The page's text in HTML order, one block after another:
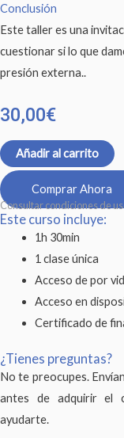
Conclusión
Este taller es una
cuestionar si lo que
presión externa..
30,00€
Añadir al carrito
Comprar Ahora
Consultar condiciones de
Este curso incluye:
1h 30min
1 clase única
Acceso de por
Acceso en
Certificado de
¿Tienes preguntas?
No te preocupes.
antes de adquirir el
ayudarte.